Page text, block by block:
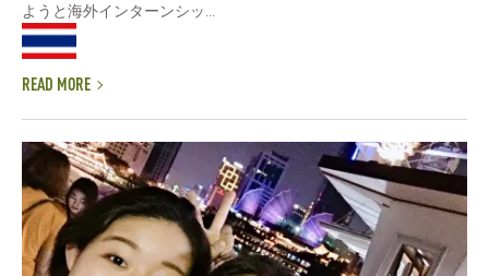
ようと海外インターンシッ...
READ MORE